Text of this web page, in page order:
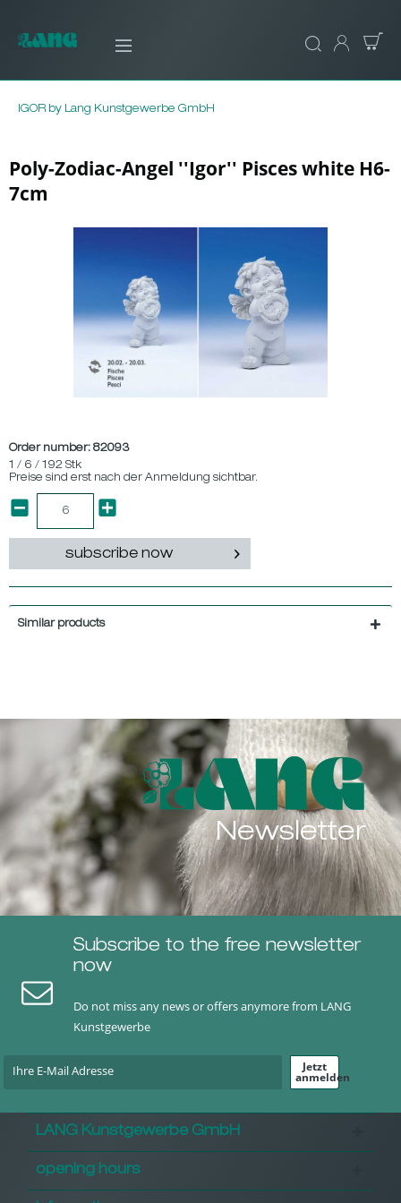
IGOR by Lang Kunstgewerbe GmbH
Poly-Zodiac-Angel ''Igor'' Pisces white H6-
7cm
Order number: 82093
1 / 6 / 192 Stk
Preise sind erst nach der Anmeldung sichtbar.
subscribe now
Similar products
Newsletter
Subscribe to the free newsletter
now
Do not miss any news or offers anymore from LANG
Kunstgewerbe
Jetzt
anmelden
LANG Kunstgewerbe GmbH
opening hours